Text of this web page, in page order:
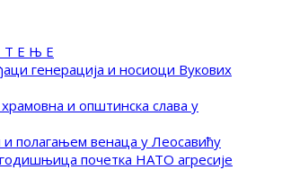
Е Њ Е
генерација и носиоци Вукових
и општинска слава у
и полагањем венаца у Леосавићу
почетка НАТО агресије